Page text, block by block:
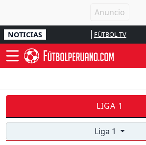
NOTICIAS FÚTBOL TV
LIGA 1
Liga 1